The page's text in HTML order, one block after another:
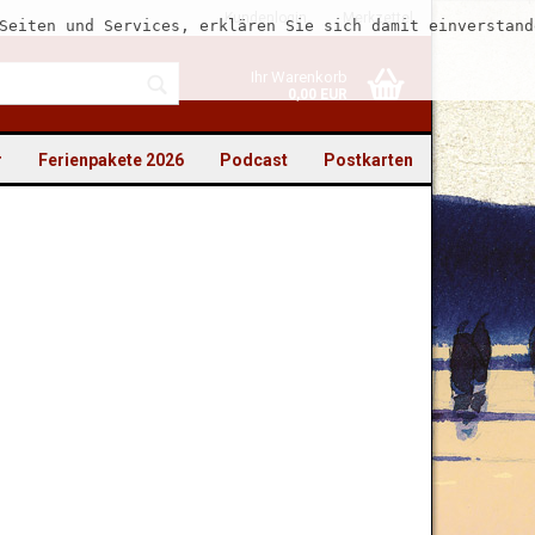
Kundenlogin Merkzettel
Ihr Warenkorb
0,00 EUR
und Services, erklären Sie sich damit
Postkarten
Podcast
Ferienpakete 2026